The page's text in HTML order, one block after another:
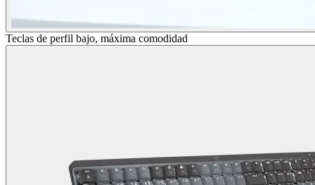
Teclas de perfil bajo, máxima comodidad